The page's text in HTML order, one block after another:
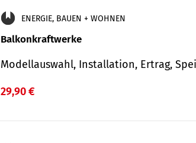
ENERGIE, BAUEN + WOHNEN
Balkonkraftwerke
Modellauswahl, Installation, Ertrag,
29,90 €